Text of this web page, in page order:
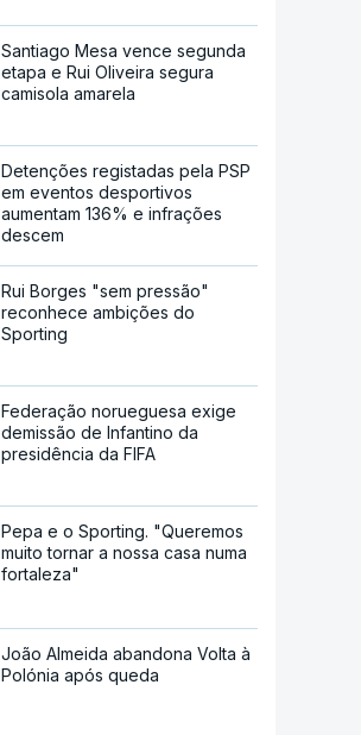
Santiago Mesa vence segunda
etapa e Rui Oliveira segura
camisola amarela
Detenções registadas pela PSP
em eventos desportivos
aumentam 136% e infrações
descem
Rui Borges "sem pressão"
reconhece ambições do
Sporting
Federação norueguesa exige
demissão de Infantino da
presidência da FIFA
Pepa e o Sporting. "Queremos
muito tornar a nossa casa numa
fortaleza"
João Almeida abandona Volta à
Polónia após queda